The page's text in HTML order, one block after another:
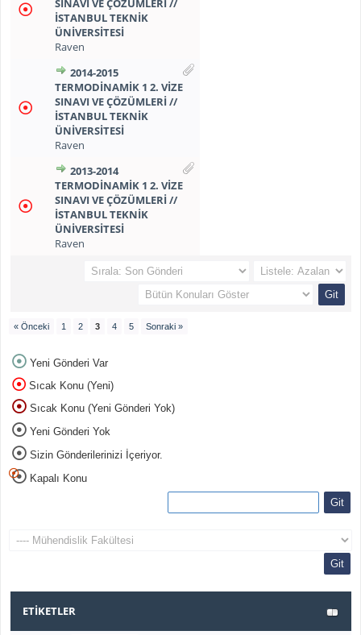
SINAVI VE ÇÖZÜMLERİ //
İSTANBUL TEKNİK
ÜNİVERSİTESİ
Raven
2014-2015
TERMODİNAMİK 1 2. VİZE
SINAVI VE ÇÖZÜMLERİ //
İSTANBUL TEKNİK
ÜNİVERSİTESİ
Raven
2013-2014
TERMODİNAMİK 1 2. VİZE
SINAVI VE ÇÖZÜMLERİ //
İSTANBUL TEKNİK
ÜNİVERSİTESİ
Raven
« Önceki 1 2 3 4 5 Sonraki »
Yeni Gönderi Var
Sıcak Konu (Yeni)
Sıcak Konu (Yeni Gönderi Yok)
Yeni Gönderi Yok
Sizin Gönderilerinizi İçeriyor.
Kapalı Konu
ETIKETLER